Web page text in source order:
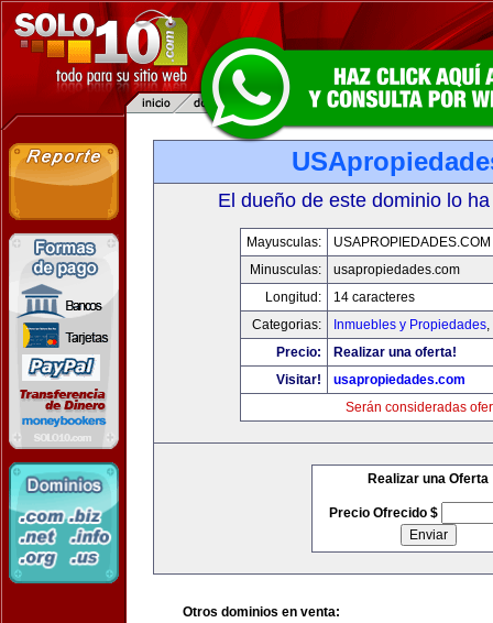
El dueño de este dominio lo
Mayusculas:
USAPROPIEDADES.COM
Minusculas:
usapropiedades.com
Longitud:
14 caracteres
Categorias:
Inmuebles y Propiedades,
Precio:
Realizar una oferta!
Visitar!
usapropiedades.com
Serán consideradas
Realizar una Oferta
Precio Ofrecido $
Otros dominios en venta: